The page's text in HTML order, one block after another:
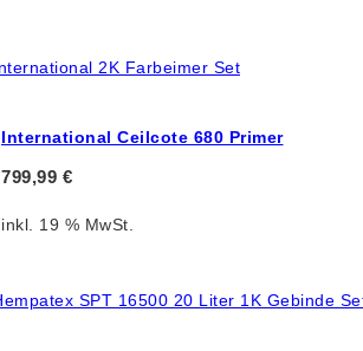
International Ceilcote 680 Primer
799,99 €
inkl. 19 % MwSt.